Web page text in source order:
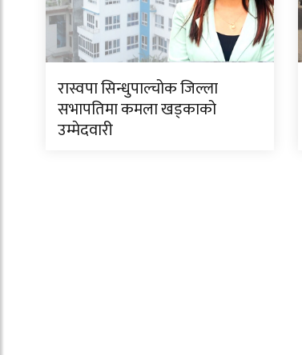
रास्वपा सिन्धुपाल्चोक जिल्ला
सभापतिमा कमला खड्काको
उम्मेदवारी